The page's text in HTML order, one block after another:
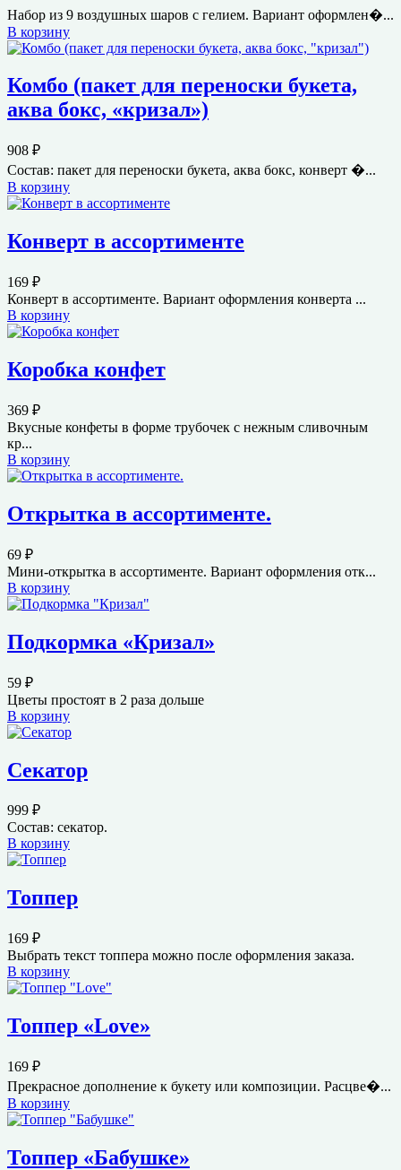
Набор из 9 воздушных шаров с гелием. Вариант оформлен�...
В корзину
Комбо (пакет для переноски букета,
аква бокс, «кризал»)
908 ₽
Состав: пакет для переноски букета, аква бокс, конверт �...
В корзину
Конверт в ассортименте
169 ₽
Конверт в ассортименте. Вариант оформления конверта ...
В корзину
Коробка конфет
369 ₽
Вкусные конфеты в форме трубочек с нежным сливочным
кр...
В корзину
Открытка в ассортименте.
69 ₽
Мини-открытка в ассортименте. Вариант оформления отк...
В корзину
Подкормка «Кризал»
59 ₽
Цветы простоят в 2 раза дольше
В корзину
Секатор
999 ₽
Состав: секатор.
В корзину
Топпер
169 ₽
Выбрать текст топпера можно после оформления заказа.
В корзину
Топпер «Love»
169 ₽
Прекрасное дополнение к букету или композиции. Расцве�...
В корзину
Топпер «Бабушке»